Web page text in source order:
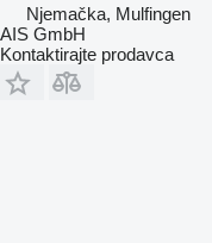
Njemačka, Mulfingen
AIS GmbH
Kontaktirajte prodavca